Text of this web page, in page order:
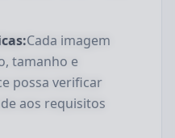
Cada imagem
tamanho e
possa verificar
aos requisitos